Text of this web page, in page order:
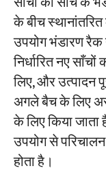
के बीच
उपयोग भंडारण रैक
निर्धारित नए
लिए, और उत्पादन
अगले बैच के लिए
के लिए किया
उपयोग से
होता है।